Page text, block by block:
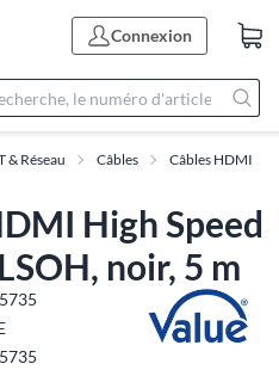
Connexion
& Réseau Câbles Câbles HDMI
High Speed
noir, 5 m